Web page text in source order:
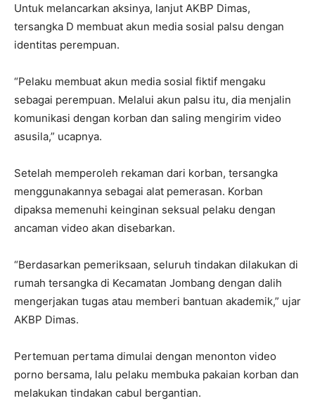
Untuk melancarkan aksinya, lanjut AKBP Dimas,
tersangka D membuat akun media sosial palsu dengan
identitas perempuan.
“Pelaku membuat akun media sosial fiktif mengaku
sebagai perempuan. Melalui akun palsu itu, dia menjalin
komunikasi dengan korban dan saling mengirim video
asusila,” ucapnya.
Setelah memperoleh rekaman dari korban, tersangka
menggunakannya sebagai alat pemerasan. Korban
dipaksa memenuhi keinginan seksual pelaku dengan
ancaman video akan disebarkan.
“Berdasarkan pemeriksaan, seluruh tindakan dilakukan di
rumah tersangka di Kecamatan Jombang dengan dalih
mengerjakan tugas atau memberi bantuan akademik,” ujar
AKBP Dimas.
Pertemuan pertama dimulai dengan menonton video
porno bersama, lalu pelaku membuka pakaian korban dan
melakukan tindakan cabul bergantian.